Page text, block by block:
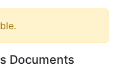
Documents